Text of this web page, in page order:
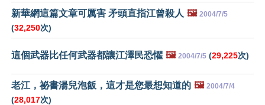
新華網這篇文章可厲害 矛頭直指江曾殺人 🖼️ 2004/7/5
(32,250次)
這個武器比任何武器都讓江澤民恐懼 🖼️ 2004/7/5 (29,225次)
老江，祕書湯兒泡飯，這才是您最想知道的 🖼️ 2004/7/4
(28,017次)